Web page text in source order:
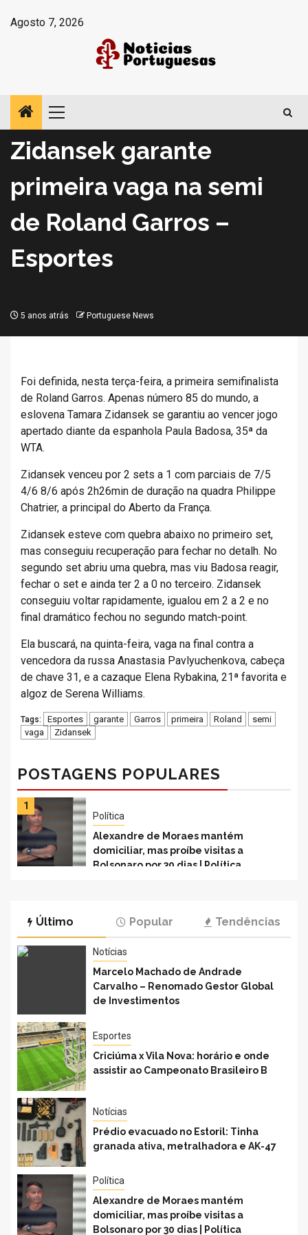
paraAgosto 7, 2026
Menu
principal
Apresentou Esportes
Zidansek garante
primeira vaga na semi
de Roland Garros –
Esportes
5 anos atrás Portuguese News
Foi definida, nesta terça-feira, a primeira semifinalista
de Roland Garros. Apenas número 85 do mundo, a
eslovena Tamara Zidansek se garantiu ao vencer jogo
apertado diante da espanhola Paula Badosa, 35ª da
WTA.
Zidansek venceu por 2 sets a 1 com parciais de 7/5
4/6 8/6 após 2h26min de duração na quadra Philippe
Chatrier, a principal do Aberto da França.
Zidansek esteve com quebra abaixo no primeiro set,
mas conseguiu recuperação para fechar no detalh. No
segundo set abriu uma quebra, mas viu Badosa reagir,
fechar o set e ainda ter 2 a 0 no terceiro. Zidansek
conseguiu voltar rapidamente, igualou em 2 a 2 e no
final dramático fechou no segundo match-point.
Ela buscará, na quinta-feira, vaga na final contra a
vencedora da russa Anastasia Pavlyuchenkova, cabeça
de chave 31, e a cazaque Elena Rybakina, 21ª favorita e
algoz de Serena Williams.
Tags: Esportes garante Garros primeira Roland
semi
vaga
Zidansek
POSTAGENS POPULARES
1
Política
Alexandre de Moraes mantém
domiciliar, mas proíbe visitas a
Bolsonaro por 30 dias | Política
Último Popular Tendências
Notícias
Marcelo Machado de Andrade
Carvalho – Renomado Gestor Global
de Investimentos
Esportes
Criciúma x Vila Nova: horário e onde
assistir ao Campeonato Brasileiro B
Notícias
Prédio evacuado no Estoril: Tinha
granada ativa, metralhadora e AK-47
Política
Alexandre de Moraes mantém
domiciliar, mas proíbe visitas a
Bolsonaro por 30 dias | Política